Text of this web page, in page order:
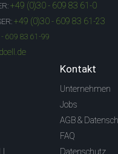
+49 (0)30 - 609 83 61-0
+49 (0)30 - 609 83 61-23
609 83 61-99
Kontakt
Unternehmen
Jobs
AGB &
FAQ
Datenschutz